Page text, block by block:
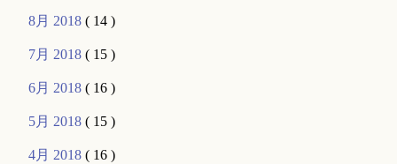
8月 2018( 14 )
7月 2018( 15 )
6月 2018( 16 )
5月 2018( 15 )
4月 2018( 16 )